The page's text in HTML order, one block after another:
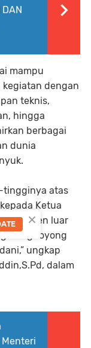
mampu
dengan
teknis,
hingga
berbagai
dunia
tingginya atas
Ketua
komitmen luar
royong
ungkap
dalam
×